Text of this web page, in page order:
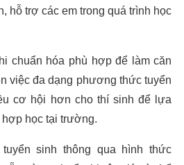
hỗ trợ các em trong quá trình học
chuẩn hóa phù hợp để làm căn
việc đa dạng phương thức tuyển
cơ hội hơn cho thí sinh để lựa
học tại trường.
sinh thông qua hình thức